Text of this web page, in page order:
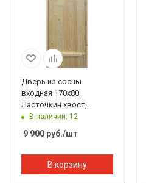
Дверь из сосны
входная 170х80
Ласточкин хвост,
Банный Перец
В наличии: 12
9 900 руб./шт
В корзину